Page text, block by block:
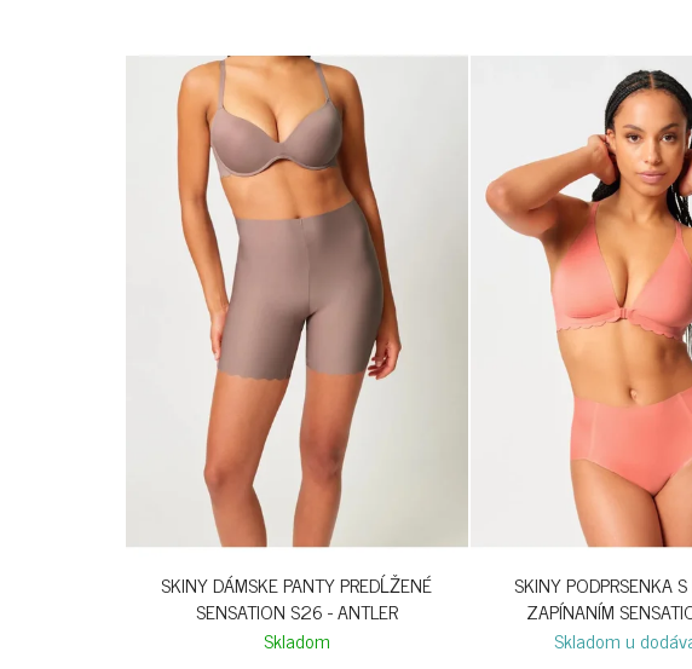
SKINY DÁMSKE PANTY PREDĹŽENÉ
SENSATION S26 - ANTLER
Skladom
SKINY PODPRSENKA
ZAPÍNANÍM
CRABAPPLE
Skladom u